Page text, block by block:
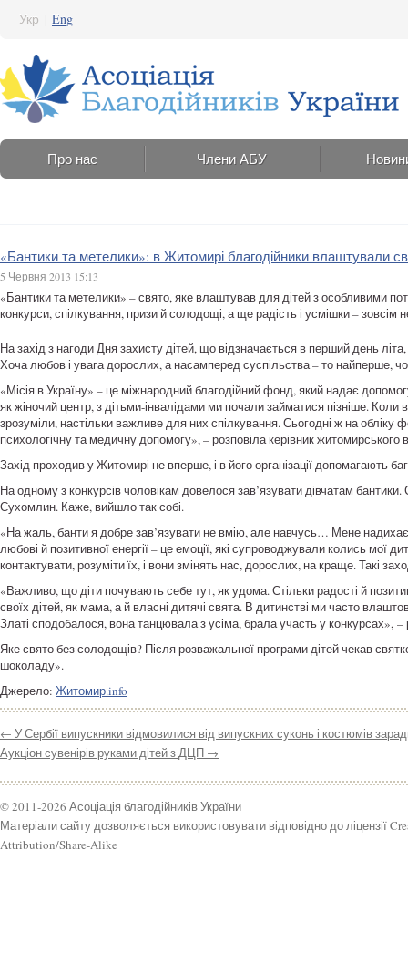
Укр | Eng
Про нас Члени АБУ
«Бантики та метелики»: в Житомирі благодійники влаштували
5 Червня 2013 15:13
«Бантики та метелики» – свято, яке влаштував для дітей з особливими
конкурси, спілкування, призи й солодощі, а ще радість і усмішки –
На захід з нагоди Дня захисту дітей, що відзначається в перший день
Хоча любов і увага дорослих, а насамперед суспільства – то найперше,
«Місія в Україну» – це міжнародний благодійний фонд, який надає
як жіночий центр, з дітьми-інвалідами ми почали займатися пізніше.
зрозуміли, настільки важливе для них спілкування. Сьогодні ж на
психологічну та медичну допомогу», – розповіла керівник
Захід проходив у Житомирі не вперше, і в його організації допомагають
На одному з конкурсів чоловікам довелося зав’язувати дівчатам
Сухомлин. Каже, вийшло так собі.
«На жаль, банти я добре зав’язувати не вмію, але навчусь… Мене
любові й позитивної енергії – це емоції, які супроводжували колись мої
контактувати, розуміти їх, і вони змінять нас, дорослих, на краще. Такі
«Важливо, що діти почувають себе тут, як удома. Стільки радості й
своїх дітей, як мама, а й власні дитячі свята. В дитинстві ми часто
Златі сподобалося, вона танцювала з усіма, брала участь у конкурсах»,
Яке свято без солодощів? Після розважальної програми дітей чекав
шоколаду».
Джерело: Житомир.info
← У Сербії випускники відмовилися від випускних суконь і костюмів
Аукціон сувенірів руками дітей з ДЦП →
© 2011-2026 Асоціація благодійників України
Матеріали сайту дозволяється використовувати відповідно до ліцензії
Attribution/Share-Alike